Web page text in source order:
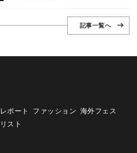
記事一覧へ
レポート ファッション 海外フェス
リスト